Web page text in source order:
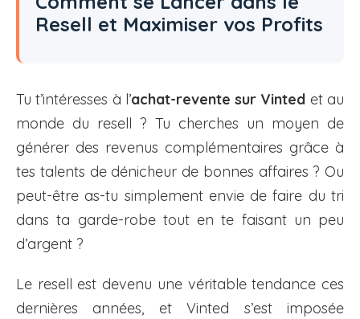
Resell et Maximiser vos Profits
Tu t’intéresses à l’achat-revente sur Vinted et au
monde du resell ? Tu cherches un moyen de
générer des revenus complémentaires grâce à
tes talents de dénicheur de bonnes affaires ? Ou
peut-être as-tu simplement envie de faire du tri
dans ta garde-robe tout en te faisant un peu
d’argent ?
Le resell est devenu une véritable tendance ces
dernières années, et Vinted s’est imposée